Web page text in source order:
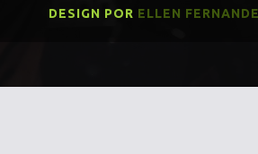
DESIGN POR ELLEN